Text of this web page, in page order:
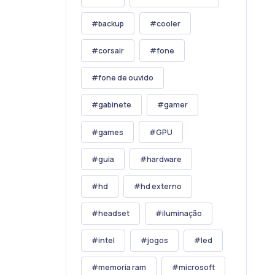
backup cooler
corsair fone
fone de ouvido
gabinete gamer
games GPU
guia hardware
hd hd externo
headset iluminação
intel jogos led
memoria ram microsoft